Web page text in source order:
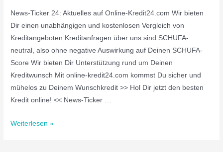
News-Ticker 24: Aktuelles auf Online-Kredit24.com Wir bieten
Dir einen unabhängigen und kostenlosen Vergleich von
Kreditangeboten Kreditanfragen über uns sind SCHUFA-
neutral, also ohne negative Auswirkung auf Deinen SCHUFA-
Score Wir bieten Dir Unterstützung rund um Deinen
Kreditwunsch Mit online-kredit24.com kommst Du sicher und
mühelos zu Deinem Wunschkredit >> Hol Dir jetzt den besten
Kredit online! << News-Ticker …
Weiterlesen »